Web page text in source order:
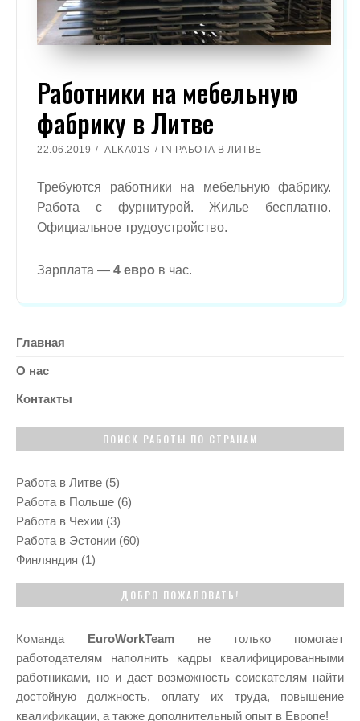
Работники на мебельную
фабрику в Литве
22.06.2019 ALKA01S IN РАБОТА В ЛИТВЕ
Требуются работники на мебельную фабрику.
Работа с фурнитурой. Жилье бесплатно.
Официальное трудоустройство.
Зарплата — 4 евро в час.
Главная
О нас
Контакты
ПОИСК РАБОТЫ ПО СТРАНАМ
Работа в Литве (5)
Работа в Польше (6)
Работа в Чехии (3)
Работа в Эстонии (60)
Финляндия (1)
ДОБРО ПОЖАЛОВАТЬ!
Команда EuroWorkTeamне только помогает
работодателям наполнить кадры квалифицированными
работниками, но и дает возможность соискателям найти
достойную должность, оплату их труда, повышение
квалификации, а также дополнительный опыт в Европе!